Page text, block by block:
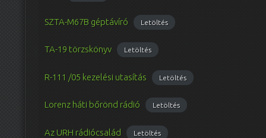
SZTA-M67B géptávíró Letöltés
TA-19 törzskönyv Letöltés
R-111 /05 kezelési utasítás Letöltés
Lorenz háti bőrönd rádió Letöltés
Az URH rádiócsalád Letöltés